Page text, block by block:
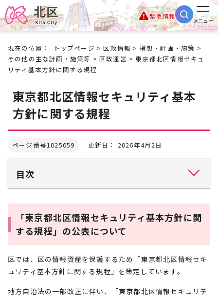
緊急情報
メニュー
現在の位置： トップページ >区政情報 > 構想・計画・施策 >
その他の主な計画・施策等 >区政運営 > 東京都北区情報セキュ
リティ基本方針に関する規程
東京都北区情報セキュリティ基本
方針に関する規程
ページ番号1025659 更新日： 2026年4月2日
目次
「東京都北区情報セキュリティ基本方針に関
する規程」の公表について
区では、区の情報資産を保護するため「東京都北区情報セキ
ュリティ基本方針に関する規程」を策定しています。
地方自治法の一部改正に伴い、「東京都北区情報セキュリテ